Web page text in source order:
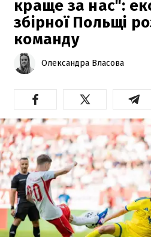
краще за нас":
збірної Польщі
команду
Олександра Власова